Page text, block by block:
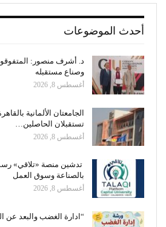
أحدث الموضوعات
د. أشرف منصور:
وصناع مستقبله
أغسطس 8, 2026
الجامعتان الألمانية
تستقبلان الحاصلين…
أغسطس 8, 2026
تدشين منصة «تلاقي»
بالصناعة وسوق العمل
أغسطس 8, 2026
“ادارة الغضب والبعد عن